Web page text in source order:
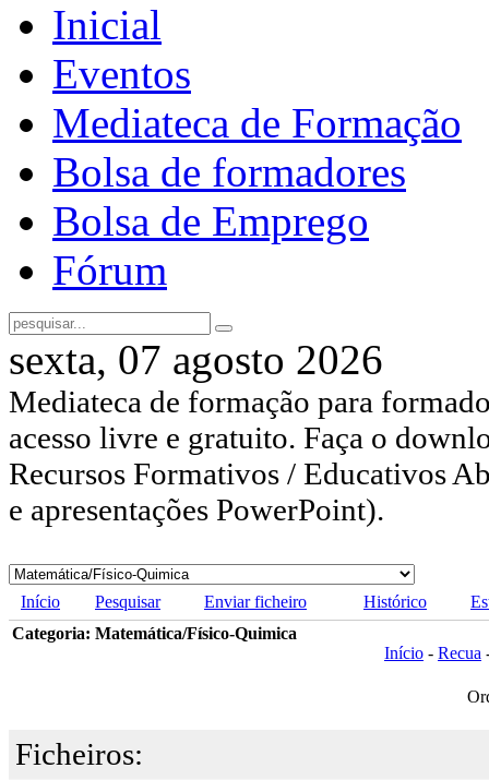
Inicial
Eventos
Mediateca de Formação
Bolsa de formadores
Bolsa de Emprego
Fórum
sexta, 07 agosto 2026
Mediateca de formação para
acesso livre e gratuito. Faça o
Recursos Formativos / Educativos
e apresentações PowerPoint).
Início Pesquisar Enviar ficheiro Histórico
Categoria: Matemática/Físico-Quimica
Início - Recua
Ficheiros: